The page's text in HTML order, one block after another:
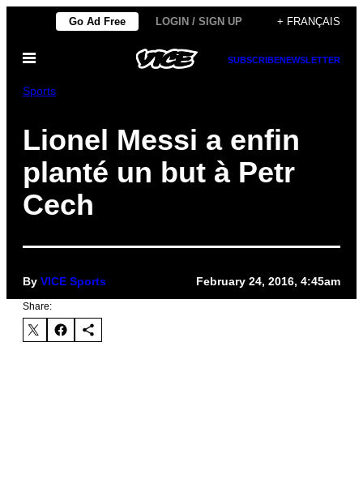
content
Go Ad Free LOGIN / SIGN UP + FRANÇAIS
Open
SUBSCRIBENEWSLETTER
Sports
Lionel Messi a enfin
planté un but à Petr
Cech
By VICE Sports February 24, 2016, 4:45am
Share: